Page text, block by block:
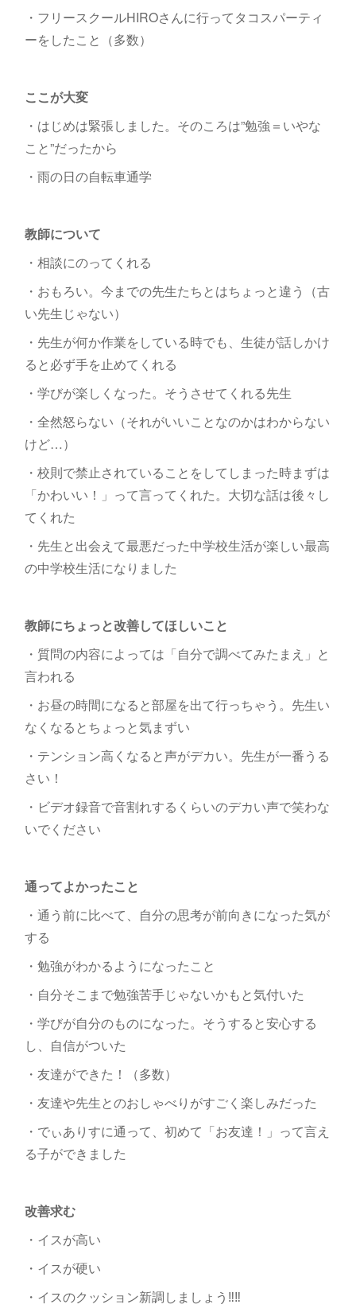
・フリースクールHIROさんに行ってタコスパーティ
ーをしたこと（多数）
ここが大変
・はじめは緊張しました。そのころは”勉強＝いやな
こと”だったから
・雨の日の自転車通学
教師について
・相談にのってくれる
・おもろい。今までの先生たちとはちょっと違う（古
い先生じゃない）
・先生が何か作業をしている時でも、生徒が話しかけ
ると必ず手を止めてくれる
・学びが楽しくなった。そうさせてくれる先生
・全然怒らない（それがいいことなのかはわからない
けど…）
・校則で禁止されていることをしてしまった時まずは
「かわいい！」って言ってくれた。大切な話は後々し
てくれた
・先生と出会えて最悪だった中学校生活が楽しい最高
の中学校生活になりました
教師にちょっと改善してほしいこと
・質問の内容によっては「自分で調べてみたまえ」と
言われる
・お昼の時間になると部屋を出て行っちゃう。先生い
なくなるとちょっと気まずい
・テンション高くなると声がデカい。先生が一番うる
さい！
・ビデオ録音で音割れするくらいのデカい声で笑わな
いでください
通ってよかったこと
・通う前に比べて、自分の思考が前向きになった気が
する
・勉強がわかるようになったこと
・自分そこまで勉強苦手じゃないかもと気付いた
・学びが自分のものになった。そうすると安心する
し、自信がついた
・友達ができた！（多数）
・友達や先生とのおしゃべりがすごく楽しみだった
・でぃありすに通って、初めて「お友達！」って言え
る子ができました
改善求む
・イスが高い
・イスが硬い
・イスのクッション新調しましょう‼‼